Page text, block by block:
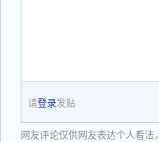
请登录发贴
网友评论仅供网友表达个人看